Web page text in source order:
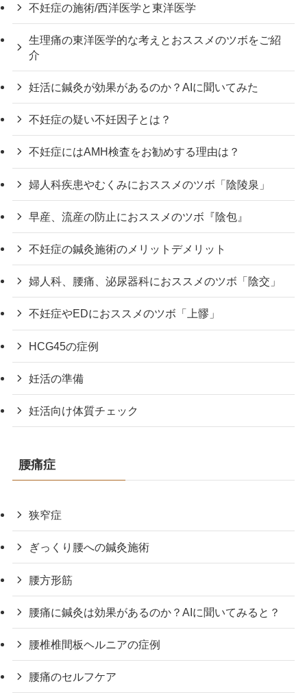
不妊症の施術/西洋医学と東洋医学
生理痛の東洋医学的な考えとおススメのツボをご紹
介
妊活に鍼灸が効果があるのか？AIに聞いてみた
不妊症の疑い不妊因子とは？
不妊症にはAMH検査をお勧めする理由は？
婦人科疾患やむくみにおススメのツボ「陰陵泉」
早産、流産の防止におススメのツボ『陰包』
不妊症の鍼灸施術のメリットデメリット
婦人科、腰痛、泌尿器科におススメのツボ「陰交」
不妊症やEDにおススメのツボ「上髎」
HCG45の症例
妊活の準備
妊活向け体質チェック
腰痛症
狭窄症
ぎっくり腰への鍼灸施術
腰方形筋
腰痛に鍼灸は効果があるのか？AIに聞いてみると？
腰椎椎間板ヘルニアの症例
腰痛のセルフケア